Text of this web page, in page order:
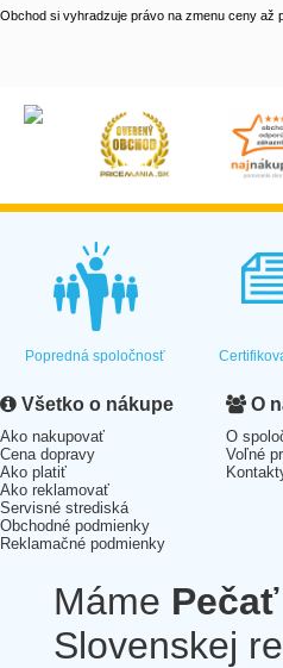
Obchod si vyhradzuje právo na zmenu ceny až
Popredná spoločnosť
Všetko o nákupe
Ako nakupovať
Cena dopravy
Ako platiť
Ako reklamovať
Servisné strediská
Obchodné podmienky
Reklamačné podmienky
O
O
Voľné
Máme
Slovenskej